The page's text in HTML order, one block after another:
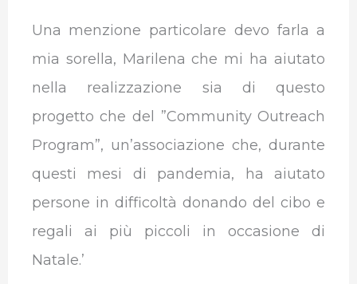
Una menzione particolare devo farla a
mia sorella, Marilena che mi ha aiutato
nella realizzazione sia di questo
progetto che del ”Community Outreach
Program”, un’associazione che, durante
questi mesi di pandemia, ha aiutato
persone in difficoltà donando del cibo e
regali ai più piccoli in occasione di
Natale.’